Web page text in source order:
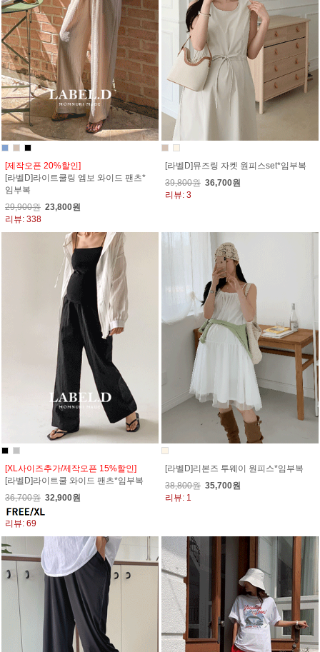
[제작오픈 20%할인]
[라벨D]라이트쿨링 엠보 와이드 팬츠*
임부복
29,900원 23,800원
리뷰: 338
[라벨D]뮤즈링 자켓 원피스set*임부복
39,800원 36,700원
리뷰: 3
[XL사이즈추가/제작오픈 15%할인]
[라벨D]라이트쿨 와이드 팬츠*임부복
36,700원 32,900원
리뷰: 69
[라벨D]리본즈 투웨이 원피스*임부복
38,800원 35,700원
리뷰: 1